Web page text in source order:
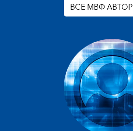
ВСЕ МВФ АВТОР